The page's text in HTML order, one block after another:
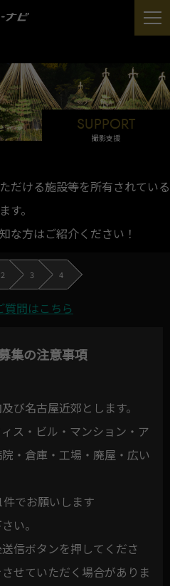
SUPPORT
撮影支援
だける施設等を所有されている
す。
な方はご紹介ください！
2 3 4
質問はこちら
集の注意事項
び名古屋近郊とします。
ス・ビル・マンション・ア
・倉庫・工場・廃屋・広い
でお願いします
い。
信ボタンを押してくださ
せていただく場合がありま